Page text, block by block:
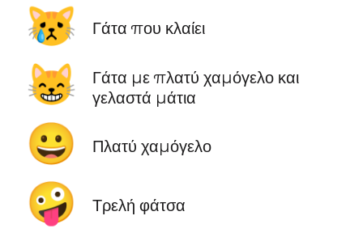
😿 Γάτα που κλαίει
😸
Γάτα με πλατύ χαμόγελο και
γελαστά μάτια
😀 Πλατύ χαμόγελο
🤪 Τρελή φάτσα